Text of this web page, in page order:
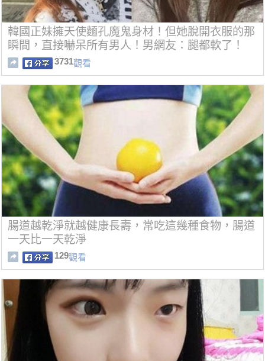
韓國正妹擁天使麵孔魔鬼身材！但她脫開衣服的那
瞬間，直接嚇呆所有男人！男網友：腿都軟了！
3731觀看
腸道越乾淨就越健康長壽，常吃這幾種食物，腸道
一天比一天乾淨
129觀看